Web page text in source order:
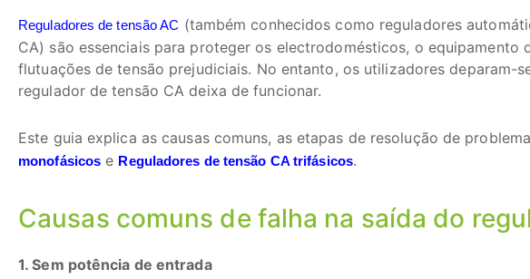
Reguladores de tensão AC (também conhecidos como reguladores
CA) são essenciais para proteger os electrodomésticos, o equipamento
flutuações de tensão prejudiciais. No entanto, os utilizadores deparam-
regulador de tensão CA deixa de funcionar.
Este guia explica as causas comuns, as etapas de resolução de
monofásicos e Reguladores de tensão CA trifásicos.
Causas comuns de falha na saída do
1. Sem potência de entrada